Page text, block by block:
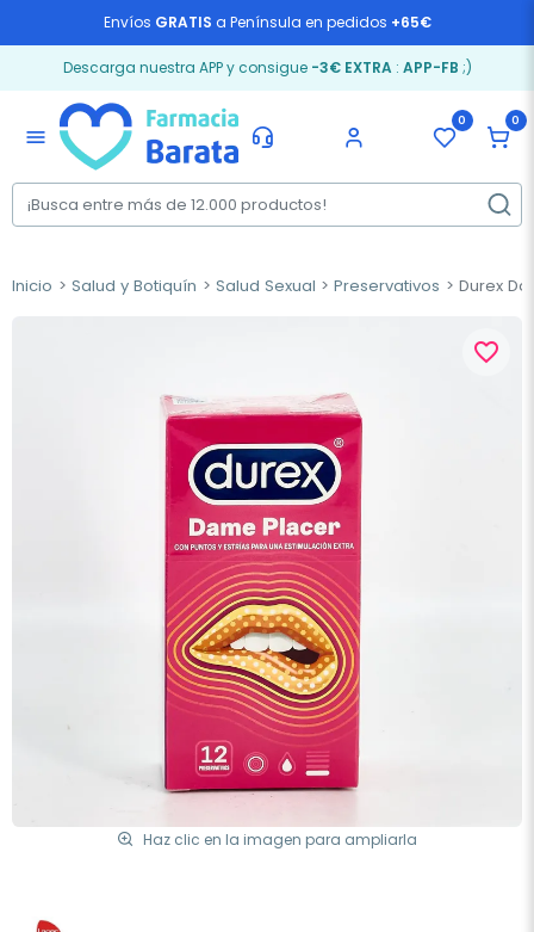
Envíos GRATIS a Península en pedidos +65€
Descarga nuestra APP y consigue -3€ EXTRA: APP-FB ;)
menu
0 0
Inicio Salud y Botiquín Salud Sexual Preservativos Durex
Haz clic en la imagen para ampliarla
favorite_border